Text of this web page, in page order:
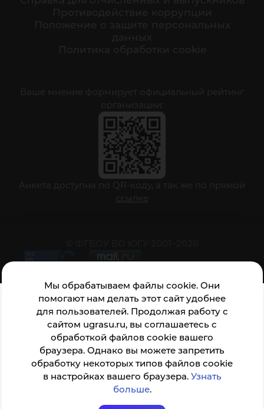
Мы обрабатываем файлы cookie. Они
помогают нам делать этот сайт удобнее
для пользователей. Продолжая работу с
сайтом ugrasu.ru, вы соглашаетесь с
обработкой файлов cookie вашего
браузера. Однако вы можете запретить
обработку некоторых типов файлов cookie
в настройках вашего браузера. Узнать
больше.
Ваше мнение формирует официальный рейтинг
организации:
Анкета доступна по QR-коду, а так же по прямой
ссылке